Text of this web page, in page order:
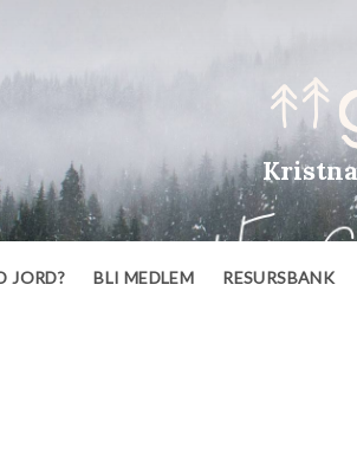
JORD? BLI MEDLEM RESURSBANK